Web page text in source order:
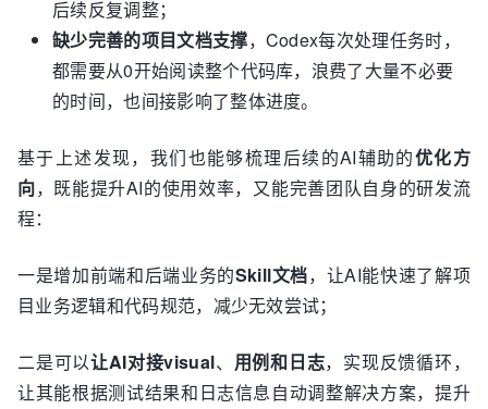
后续反复调整；
缺少完善的项目文档支撑，Codex每次处理任务时，
都需要从0开始阅读整个代码库，浪费了大量不必要
的时间，也间接影响了整体进度。
基于上述发现，我们也能够梳理后续的AI辅助的优化方
向，既能提升AI的使用效率，又能完善团队自身的研发流
程：
一是增加前端和后端业务的Skill文档，让AI能快速了解项
目业务逻辑和代码规范，减少无效尝试；
二是可以让AI对接visual、 用例和日志，实现反馈循环，
让其能根据测试结果和日志信息自动调整解决方案，提升